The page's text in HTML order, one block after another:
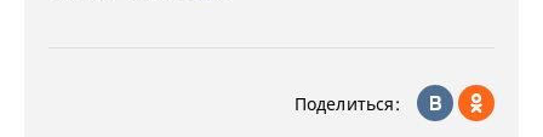
Поделиться: